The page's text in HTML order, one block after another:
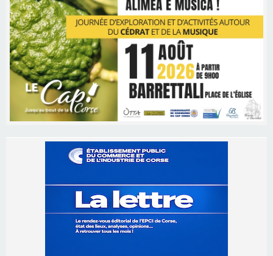
05/08/2026 09:53
Biguglia : messe de la Sainte-Marie et
procession le 14 août